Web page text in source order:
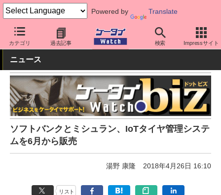
Powered by Translate
カテゴリ 過去記事 検索 Impressサイト
ケータイ Watch キャリア ソフトバンク ネットワーク/技術
ニュース
ソフトバンクとミシュラン、IoTタイヤ管理システ
ムを6月から販売
湯野 康隆 2018年4月26日 16:10
リスト